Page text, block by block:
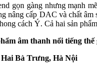
gọn gàng nhưng mạnh
nâng cấp DAC và chất
cách Ý. Cả hai sản
âm thanh nổi tiếng
Bà Trưng, Hà Nội